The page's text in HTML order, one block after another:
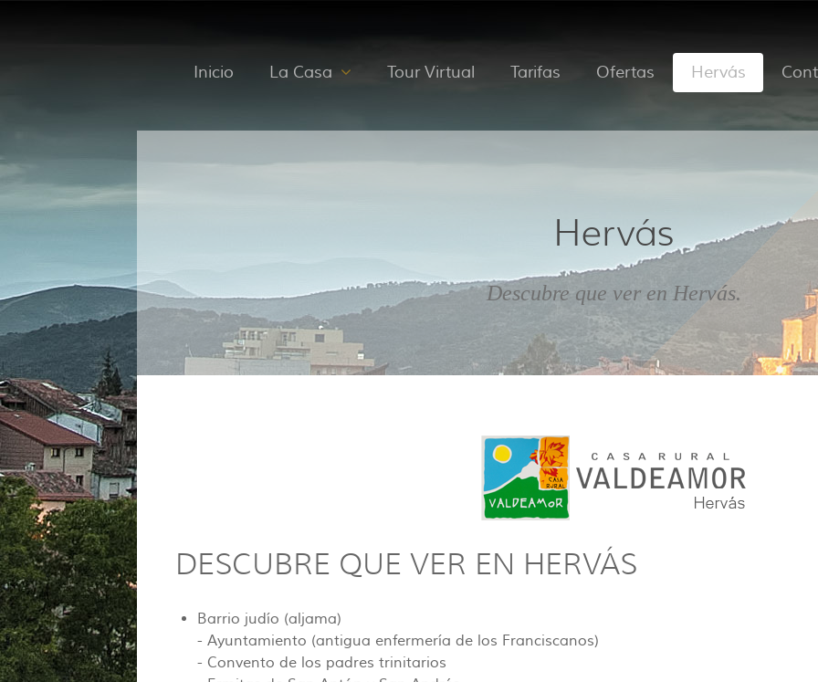
Inicio La Casa Tour Virtual Tarifas Ofertas Hervás
Hervás
Descubre que ver en Hervás.
DESCUBRE QUE VER EN HERVÁS
Barrio judío (aljama)
- Ayuntamiento (antigua enfermería de los Franciscanos)
- Convento de los padres trinitarios